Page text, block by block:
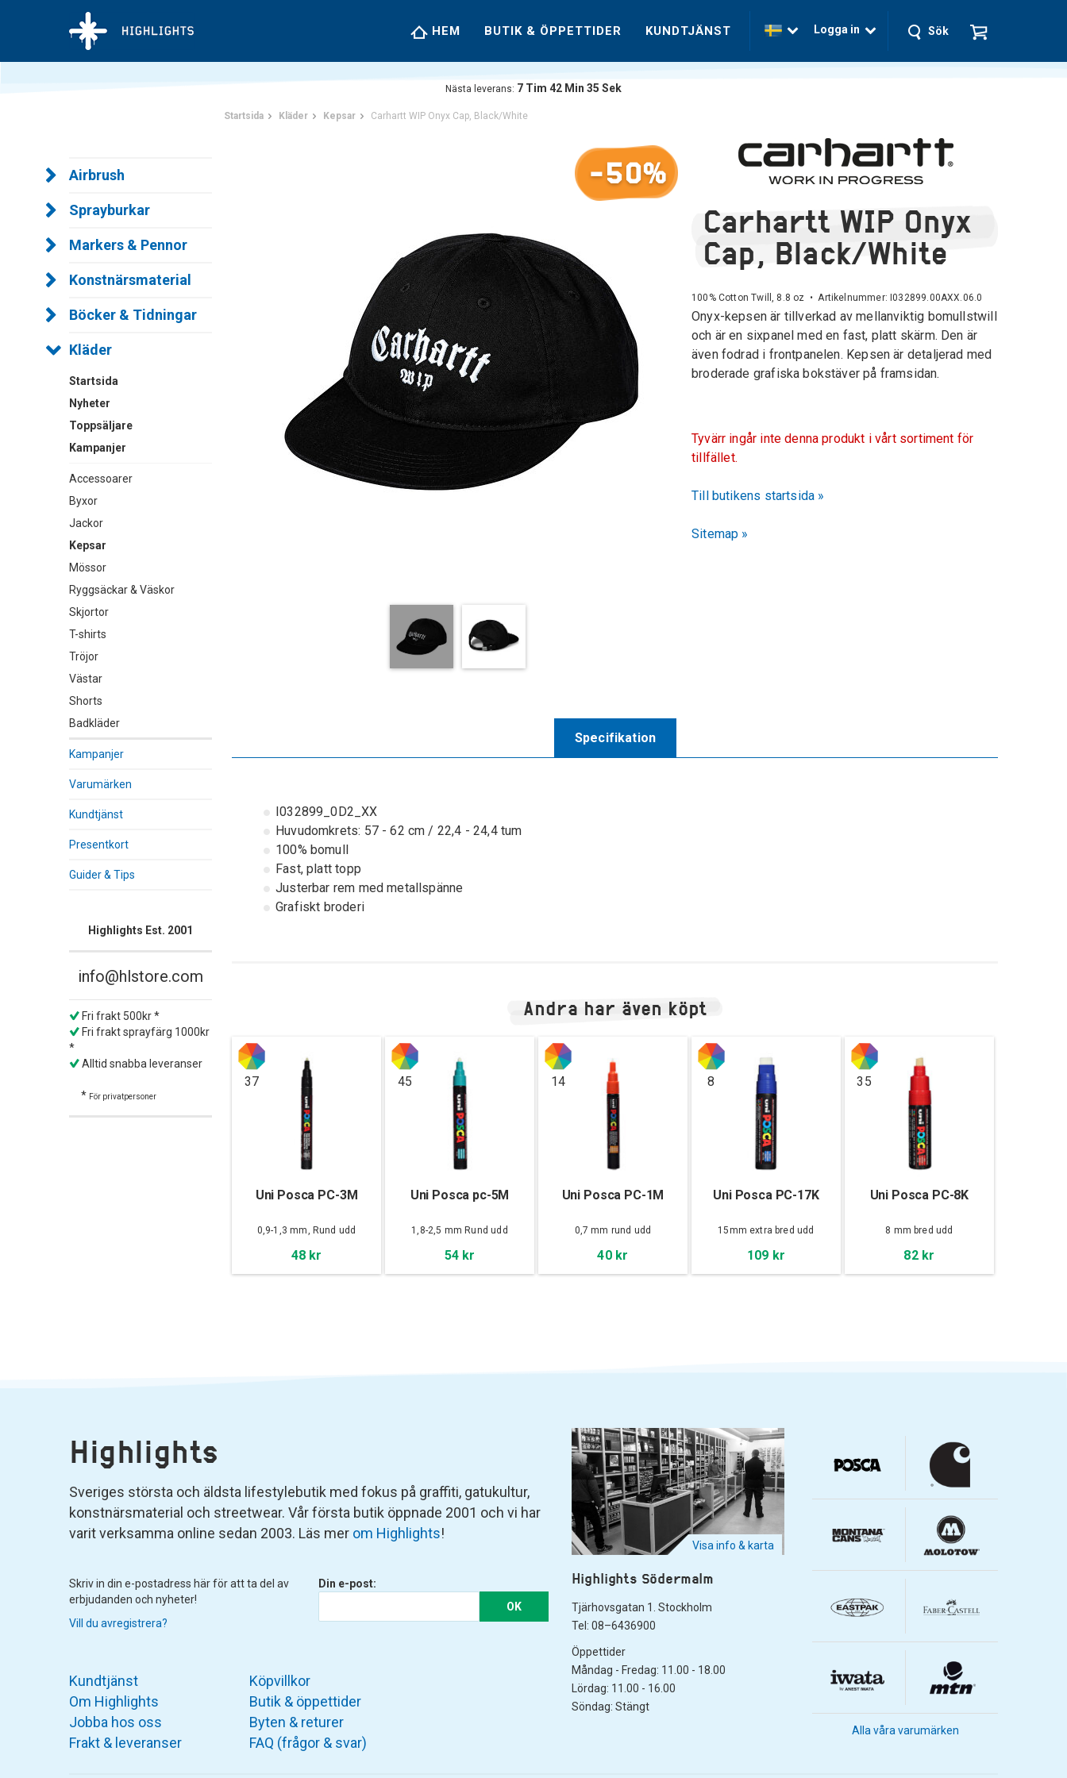
HEM BUTIK & ÖPPETTIDER KUNDTJÄNST Logga in Sök
Nästa leverans: 7 Tim 42 Min 34 Sek
Airbrush
Sprayburkar
Markers & Pennor
Konstnärsmaterial
Böcker & Tidningar
Kläder
Startsida
Nyheter
Toppsäljare
Kampanjer
Accessoarer
Byxor
Jackor
Kepsar
Mössor
Ryggsäckar & Väskor
Skjortor
T-shirts
Tröjor
Västar
Shorts
Badkläder
Kampanjer
Varumärken
Kundtjänst
Presentkort
Guider & Tips
Highlights Est. 2001
info@hlstore.com
Fri frakt 500kr *
Fri frakt sprayfärg 1000kr
*
Alltid snabba leveranser
* För privatpersoner
Startsida Kläder Kepsar Carhartt WIP Onyx Cap, Black/White
-50%
Carhartt WIP Onyx
Cap, Black/White
100% Cotton Twill, 8.8 oz • Artikelnummer: I032899.00AXX.06.0
Onyx-kepsen är tillverkad av mellanviktig bomullstwill
och är en sixpanel med en fast, platt skärm. Den är
även fodrad i frontpanelen. Kepsen är detaljerad med
broderade grafiska bokstäver på framsidan.
Tyvärr ingår inte denna produkt i vårt sortiment för
tillfället.
Till butikens startsida »
Sitemap »
Specifikation
I032899_0D2_XX
Huvudomkrets: 57 - 62 cm / 22,4 - 24,4 tum
100% bomull
Fast, platt topp
Justerbar rem med metallspänne
Grafiskt broderi
Andra har även köpt
37
Uni Posca PC-3M
0,9-1,3 mm, Rund udd
48 kr
45
Uni Posca pc-5M
1,8-2,5 mm Rund udd
54 kr
14
Uni Posca PC-1M
0,7 mm rund udd
40 kr
8
Uni Posca PC-17K
15mm extra bred udd
109 kr
35
Uni Posca PC-8K
8 mm bred udd
82 kr
Highlights
Sveriges största och äldsta lifestylebutik med fokus på graffiti, gatukultur,
konstnärsmaterial och streetwear. Vår första butik öppnade 2001 och vi har
varit verksamma online sedan 2003. Läs mer om Highlights!
Skriv in din e-postadress här för att ta del av
erbjudanden och nyheter!
Vill du avregistrera?
Din e-post:
OK
Visa info & karta
Highlights Södermalm
Tjärhovsgatan 1. Stockholm
Tel: 08–6436900
Öppettider
Måndag - Fredag: 11.00 - 18.00
Lördag: 11.00 - 16.00
Söndag: Stängt
Kundtjänst
Om Highlights
Jobba hos oss
Frakt & leveranser
Köpvillkor
Butik & öppettider
Byten & returer
FAQ (frågor & svar)
Alla våra varumärken